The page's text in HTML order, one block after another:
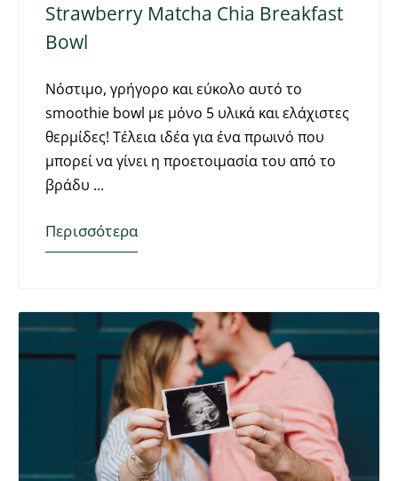
Strawberry Matcha Chia Breakfast
Bowl
Νόστιμο, γρήγορο και εύκολο αυτό το
smoothie bowl με μόνο 5 υλικά και ελάχιστες
θερμίδες! Τέλεια ιδέα για ένα πρωινό που
μπορεί να γίνει η προετοιμασία του από το
βράδυ
Περισσότερα